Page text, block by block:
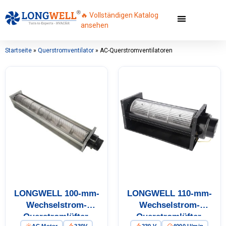
🔥 Vollständigen Katalog
ansehen
Startseite » Querstromventilator » AC-Querstromventilatoren
LONGWELL 100-mm-
Wechselstrom-
Querstromlüfter,
LONGWELL 110-mm-
Wechselstrom-
Querstromlüfter,